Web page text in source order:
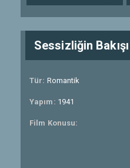
Sessizliğin Bakışı
Tür: Romantik
Yapım: 1941
Film Konusu: